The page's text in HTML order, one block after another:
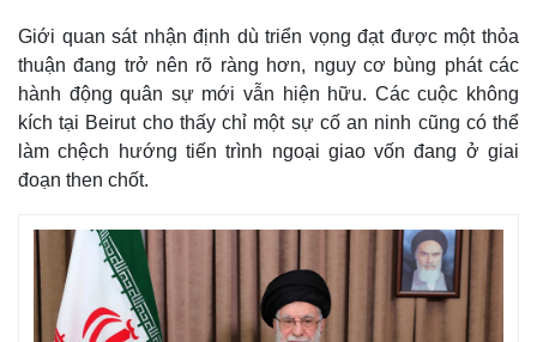
Giới quan sát nhận định dù triển vọng đạt được một thỏa
thuận đang trở nên rõ ràng hơn, nguy cơ bùng phát các
hành động quân sự mới vẫn hiện hữu. Các cuộc không
kích tại Beirut cho thấy chỉ một sự cố an ninh cũng có thể
làm chệch hướng tiến trình ngoại giao vốn đang ở giai
đoạn then chốt.